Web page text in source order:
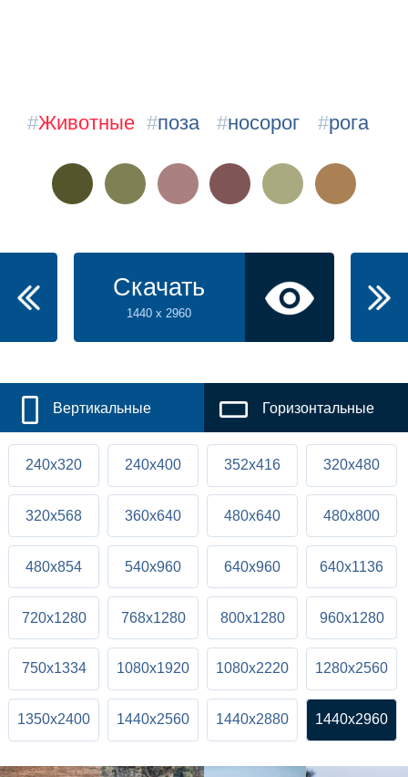
#Животные #поза #носорог #рога
Скачать
1440 x 2960
Вертикальные Горизонтальные
240x320 240x400 352x416 320x480
320x568 360x640 480x640 480x800
480x854 540x960 640x960 640x1136
720x1280 768x1280 800x1280 960x1280
750x1334 1080x1920 1080x2220 1280x2560
1350x2400 1440x2560 1440x2880 1440x2960